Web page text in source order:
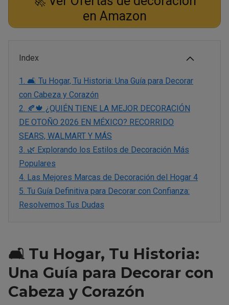
en Amazon
Index
1. 🛋️ Tu Hogar, Tu Historia: Una Guía para Decorar
con Cabeza y Corazón
2. 🍂🍁 ¿QUIÉN TIENE LA MEJOR DECORACIÓN
DE OTOÑO 2026 EN MÉXICO? RECORRIDO
SEARS, WALMART Y MÁS
3. 🌿 Explorando los Estilos de Decoración Más
Populares
4. Las Mejores Marcas de Decoración del Hogar 4
5. Tu Guía Definitiva para Decorar con Confianza:
Resolvemos Tus Dudas
🛋️ Tu Hogar, Tu Historia:
Una Guía para Decorar con
Cabeza y Corazón